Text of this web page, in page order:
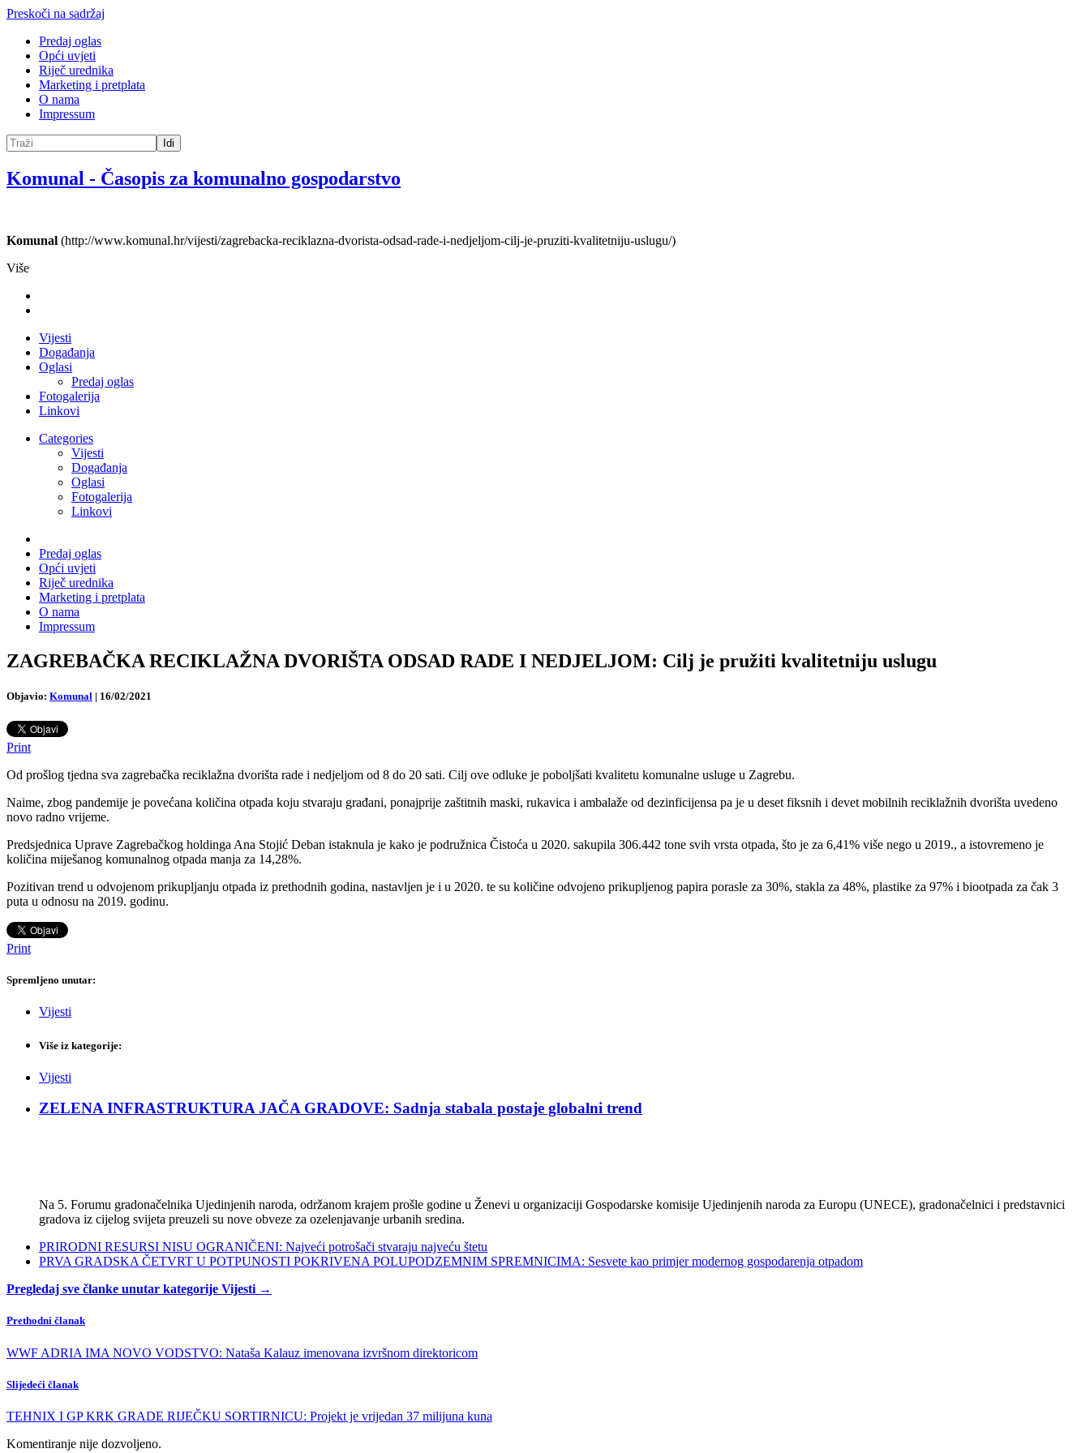
Preskoči na sadržaj
Predaj oglas
Opći uvjeti
Riječ urednika
Marketing i pretplata
O nama
Impressum
Idi
Komunal - Časopis za komunalno gospodarstvo
Komunal (http://www.komunal.hr/vijesti/zagrebacka-reciklazna-dvorista-odsad-rade-i-nedjeljom-cilj-je-pruziti-kvalitetniju-uslugu/)
Više
Vijesti
Događanja
Oglasi
Predaj oglas
Fotogalerija
Linkovi
Categories
Vijesti
Događanja
Oglasi
Fotogalerija
Linkovi
Predaj oglas
Opći uvjeti
Riječ urednika
Marketing i pretplata
O nama
Impressum
ZAGREBAČKA RECIKLAŽNA DVORIŠTA ODSAD RADE I NEDJELJOM: Cilj je pružiti kvalitetniju uslugu
Objavio: Komunal | 16/02/2021
Print
Od prošlog tjedna sva zagrebačka reciklažna dvorišta rade i nedjeljom od 8 do 20 sati. Cilj ove odluke je poboljšati kvalitetu komunalne usluge u Zagrebu.
Naime, zbog pandemije je povećana količina otpada koju stvaraju građani, ponajprije zaštitnih maski, rukavica i ambalaže od dezinficijensa pa je u deset fiksnih i devet mobilnih reciklažnih dvorišta uvedeno
novo radno vrijeme.
Predsjednica Uprave Zagrebačkog holdinga Ana Stojić Deban istaknula je kako je podružnica Čistoća u 2020. sakupila 306.442 tone svih vrsta otpada, što je za 6,41% više nego u 2019., a istovremeno je
količina miješanog komunalnog otpada manja za 14,28%.
Pozitivan trend u odvojenom prikupljanju otpada iz prethodnih godina, nastavljen je i u 2020. te su količine odvojeno prikupljenog papira porasle za 30%, stakla za 48%, plastike za 97% i biootpada za čak 3
puta u odnosu na 2019. godinu.
Print
Spremljeno unutar:
Vijesti
Više iz kategorije:
Vijesti
ZELENA INFRASTRUKTURA JAČA GRADOVE: Sadnja stabala postaje globalni trend
Na 5. Forumu gradonačelnika Ujedinjenih naroda, održanom krajem prošle godine u Ženevi u organizaciji Gospodarske komisije Ujedinjenih naroda za Europu (UNECE), gradonačelnici i predstavnici
gradova iz cijelog svijeta preuzeli su nove obveze za ozelenjavanje urbanih sredina.
PRIRODNI RESURSI NISU OGRANIČENI: Najveći potrošači stvaraju najveću štetu
PRVA GRADSKA ČETVRT U POTPUNOSTI POKRIVENA POLUPODZEMNIM SPREMNICIMA: Sesvete kao primjer modernog gospodarenja otpadom
Pregledaj sve članke unutar kategorije Vijesti →
Prethodni članak
WWF ADRIA IMA NOVO VODSTVO: Nataša Kalauz imenovana izvršnom direktoricom
Slijedeći članak
TEHNIX I GP KRK GRADE RIJEČKU SORTIRNICU: Projekt je vrijedan 37 milijuna kuna
Komentiranje nije dozvoljeno.